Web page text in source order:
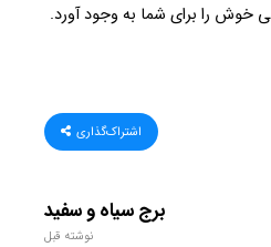
خوش را برای شما به وجود آورد.
اشتراک‌گذاری
برج سیاه و سفید
نوشته قبل